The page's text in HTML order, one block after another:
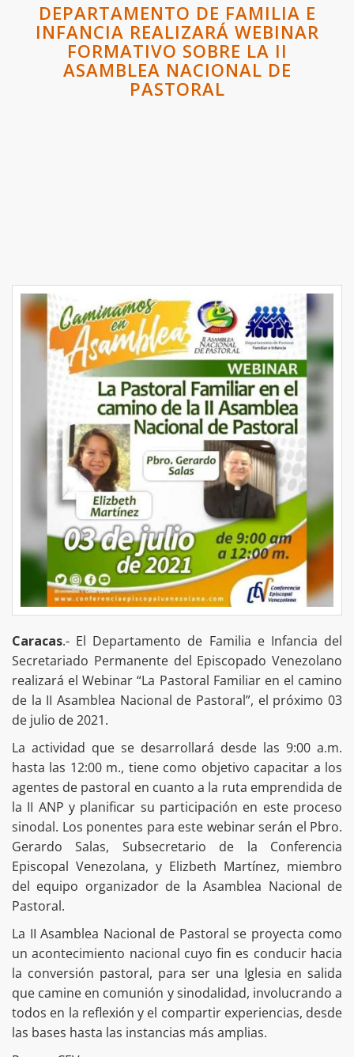
DEPARTAMENTO DE FAMILIA E
INFANCIA REALIZARÁ WEBINAR
FORMATIVO SOBRE LA II
ASAMBLEA NACIONAL DE
PASTORAL
Caracas.- El Departamento de Familia e Infancia del
Secretariado Permanente del Episcopado Venezolano
realizará el Webinar “La Pastoral Familiar en el camino
de la II Asamblea Nacional de Pastoral”, el próximo 03
de julio de 2021.
La actividad que se desarrollará desde las 9:00 a.m.
hasta las 12:00 m., tiene como objetivo capacitar a los
agentes de pastoral en cuanto a la ruta emprendida de
la II ANP y planificar su participación en este proceso
sinodal. Los ponentes para este webinar serán el Pbro.
Gerardo Salas, Subsecretario de la Conferencia
Episcopal Venezolana, y Elizbeth Martínez, miembro
del equipo organizador de la Asamblea Nacional de
Pastoral.
La II Asamblea Nacional de Pastoral se proyecta como
un acontecimiento nacional cuyo fin es conducir hacia
la conversión pastoral, para ser una Iglesia en salida
que camine en comunión y sinodalidad, involucrando a
todos en la reflexión y el compartir experiencias, desde
las bases hasta las instancias más amplias.